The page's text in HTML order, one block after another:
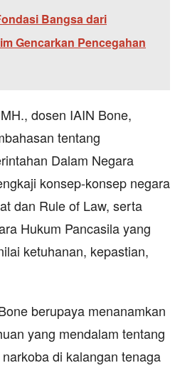
Bangsa dari
Gencarkan Pencegahan
dosen IAIN Bone,
tentang
Dalam Negara
konsep-konsep negara
dan Rule of Law, serta
Hukum Pancasila yang
ketuhanan, kepastian,
berupaya menanamkan
yang mendalam tentang
di kalangan tenaga